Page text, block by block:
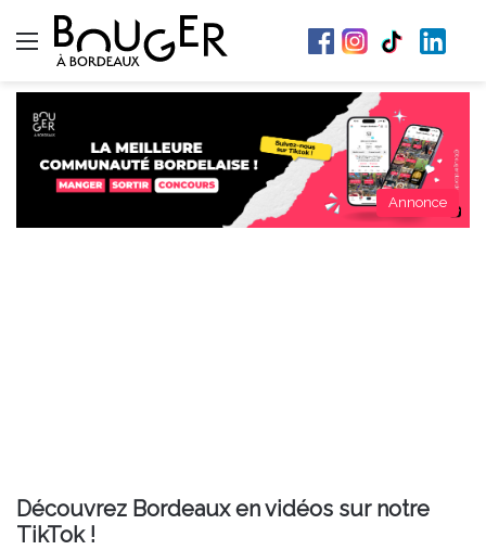
Menu
Annonce
Découvrez Bordeaux en vidéos sur notre
TikTok !